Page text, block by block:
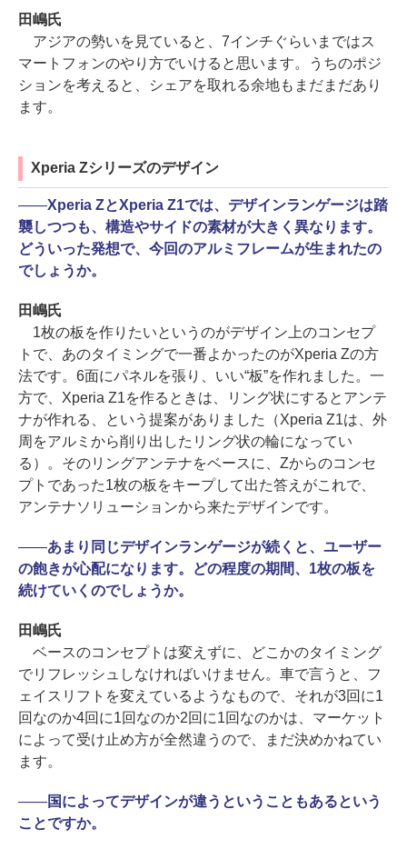
田嶋氏
アジアの勢いを見ていると、7インチぐらいまではス
マートフォンのやり方でいけると思います。うちのポジ
ションを考えると、シェアを取れる余地もまだまだあり
ます。
Xperia Zシリーズのデザイン
――Xperia ZとXperia Z1では、デザインランゲージは踏
襲しつつも、構造やサイドの素材が大きく異なります。
どういった発想で、今回のアルミフレームが生まれたの
でしょうか。
田嶋氏
1枚の板を作りたいというのがデザイン上のコンセプ
トで、あのタイミングで一番よかったのがXperia Zの方
法です。6面にパネルを張り、いい“板”を作れました。一
方で、Xperia Z1を作るときは、リング状にするとアンテ
ナが作れる、という提案がありました（Xperia Z1は、外
周をアルミから削り出したリング状の輪になってい
る）。そのリングアンテナをベースに、Zからのコンセ
プトであった1枚の板をキープして出た答えがこれで、
アンテナソリューションから来たデザインです。
――あまり同じデザインランゲージが続くと、ユーザー
の飽きが心配になります。どの程度の期間、1枚の板を
続けていくのでしょうか。
田嶋氏
ベースのコンセプトは変えずに、どこかのタイミング
でリフレッシュしなければいけません。車で言うと、フ
ェイスリフトを変えているようなもので、それが3回に1
回なのか4回に1回なのか2回に1回なのかは、マーケット
によって受け止め方が全然違うので、まだ決めかねてい
ます。
――国によってデザインが違うということもあるという
ことですか。